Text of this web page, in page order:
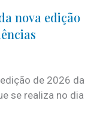
nova edição
de 2026 da
se realiza no dia